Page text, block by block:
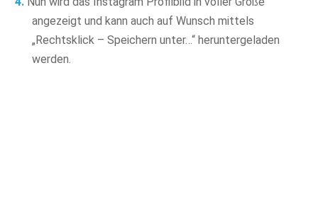
angezeigt und kann auch auf Wunsch mittels
„Rechtsklick – Speichern unter…“ heruntergeladen
werden.